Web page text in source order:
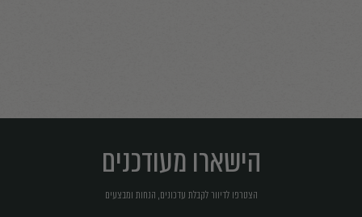
הישארו מעודכנים
הצטרפו לדיוור לקבלת עדכונים, הנחות ומבצעים